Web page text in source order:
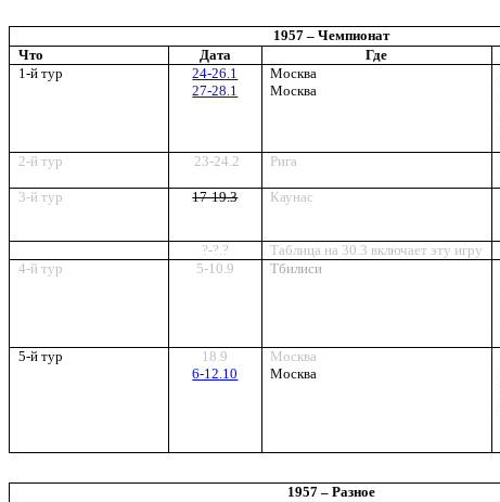
1957 – Чемпионат
Что
Дата Где
1-й тур
24-26.1
27-28.1
Москва
Москва
2-й тур
23-24.2 Рига
3-й тур 17-19.3 Каунас
?-?.?
Таблица на 30.3 включает эту игру
4-й тур
5-10.9 Тбилиси
5-й тур
18.9
6-12.10
Москва
Москва
1957 – Разное